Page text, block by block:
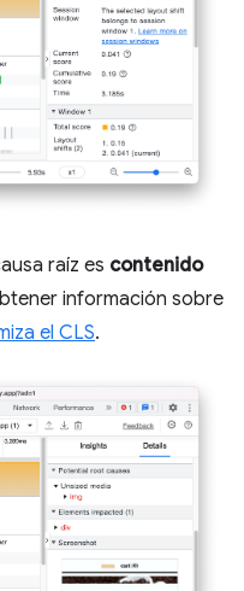
raíz es contenido
información sobre
el CLS.